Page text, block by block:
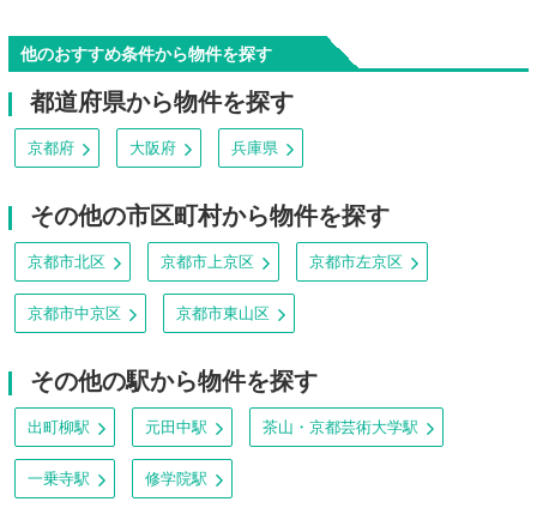
他のおすすめ条件から物件を探す
都道府県から物件を探す
京都府 大阪府 兵庫県
その他の市区町村から物件を探す
京都市北区 京都市上京区 京都市左京区
京都市中京区 京都市東山区
その他の駅から物件を探す
出町柳駅 元田中駅 茶山・京都芸術大学駅
一乗寺駅 修学院駅